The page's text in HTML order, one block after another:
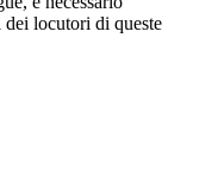
locutori di queste